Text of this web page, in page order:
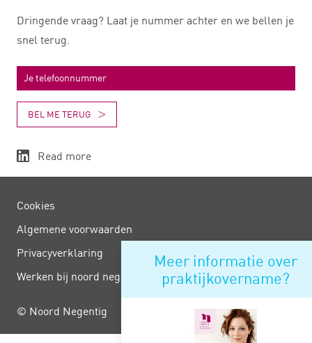
Meer informatie over
praktijkovername?
Dringende vraag? Laat je nummer achter en we bellen je
snel terug.
BEL ME TERUG
Read more
Cookies
Algemene voorwaarden
Privacy­verklaring
Werken bij noord negentig
© Noord Negentig